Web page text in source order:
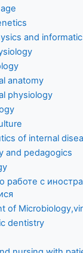
and
anatomy
physiology
of internal
and pedagogics
работе с
of
dentistry